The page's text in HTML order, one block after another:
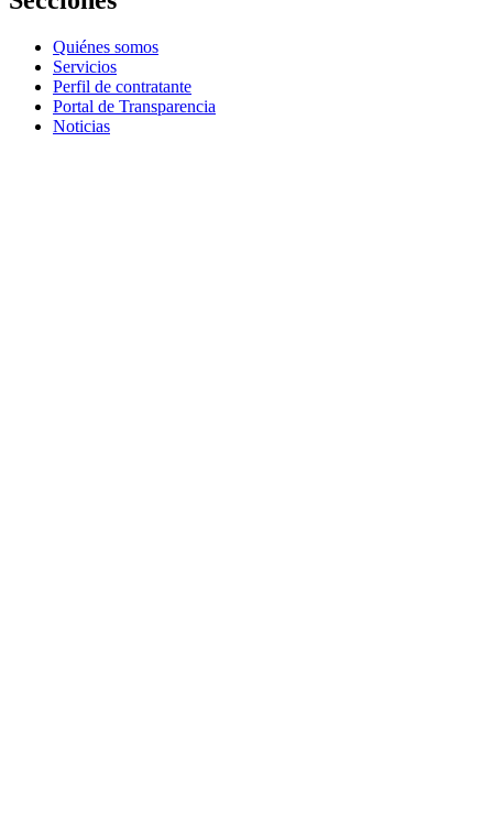
Quiénes somos
Servicios
Perfil de contratante
Portal de Transparencia
Noticias